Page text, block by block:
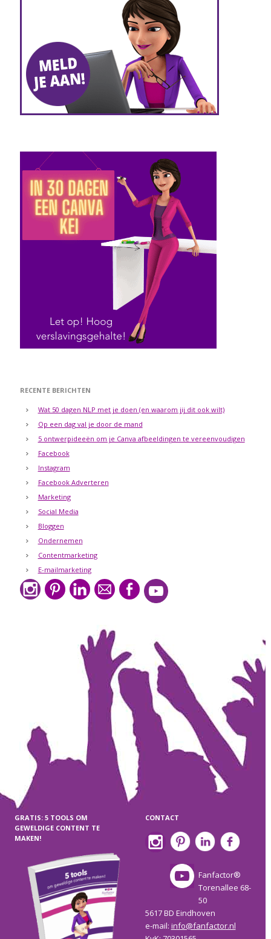
RECENTE BERICHTEN
Wat 50 dagen NLP met je doen (en waarom jij dit ook wilt)
Op een dag val je door de mand
5 ontwerpideeën om je Canva afbeeldingen te vereenvoudigen
Facebook
Instagram
Facebook Adverteren
Marketing
Social Media
Bloggen
Ondernemen
Contentmarketing
E-mailmarketing
GRATIS: 5 TOOLS OM
GEWELDIGE CONTENT TE
MAKEN!
CONTACT
Fanfactor®
Torenallee 68-
50
5617 BD Eindhoven
e-mail: info@fanfactor.nl